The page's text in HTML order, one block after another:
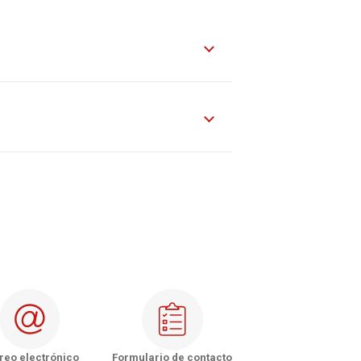
- Rancagua
- Talca
electrónico
Formulario de contacto